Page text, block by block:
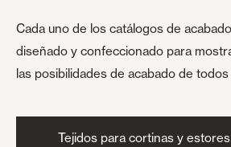
Cada uno de los catálogos de
diseñado y confeccionado para
las posibilidades de acabado de
Tejidos para cortinas y estores